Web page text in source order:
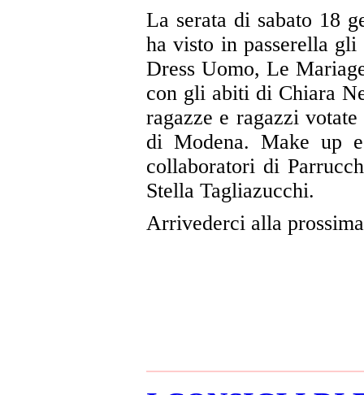
La serata di sabato 18
ha visto in passerella
Dress Uomo, Le
con gli abiti di Chiara
ragazze e ragazzi
di Modena. Make up
collaboratori di
Stella Tagliazucchi.
Arrivederci alla